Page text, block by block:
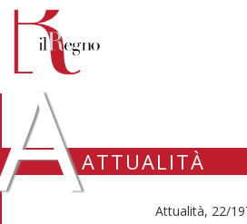
ATTUALITÀ
Attualità, 22/